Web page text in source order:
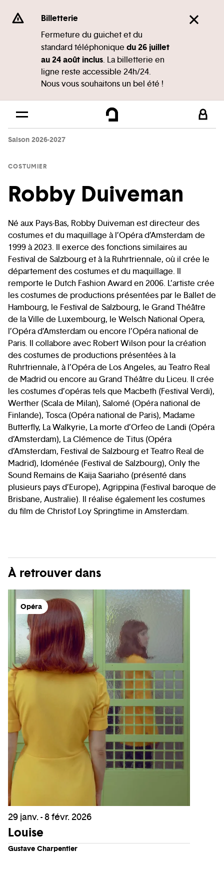
Se rendre au
Contenu principal
Pied de page
Billetterie
Fermeture du guichet et du
standard téléphonique du 26 juillet
au 24 août inclus. La billetterie en
ligne reste accessible 24h/24.
Nous vous souhaitons un bel été !
Saison 2026-2027
COSTUMIER
Robby Duiveman
Né aux Pays-Bas, Robby Duiveman est directeur des
costumes et du maquillage à l’Opéra d’Amsterdam de
1999 à 2023. Il exerce des fonctions similaires au
Festival de Salzbourg et à la Ruhrtriennale, où il crée le
département des costumes et du maquillage. Il
remporte le Dutch Fashion Award en 2006. L’artiste crée
les costumes de productions présentées par le Ballet de
Hambourg, le Festival de Salzbourg, le Grand Théâtre
de la Ville de Luxembourg, le Welsch National Opera,
l’Opéra d’Amsterdam ou encore l’Opéra national de
Paris. Il collabore avec Robert Wilson pour la création
des costumes de productions présentées à la
Ruhrtriennale, à l’Opéra de Los Angeles, au Teatro Real
de Madrid ou encore au Grand Théâtre du Liceu. Il crée
les costumes d’opéras tels que Macbeth (Festival Verdi),
Werther (Scala de Milan), Salomé (Opéra national de
Finlande), Tosca (Opéra national de Paris), Madame
Butterfly, La Walkyrie, La morte d’Orfeo de Landi (Opéra
d’Amsterdam), La Clémence de Titus (Opéra
d’Amsterdam, Festival de Salzbourg et Teatro Real de
Madrid), Idoménée (Festival de Salzbourg), Only the
Sound Remains de Kaija Saariaho (présenté dans
plusieurs pays d’Europe), Agrippina (Festival baroque de
Brisbane, Australie). Il réalise également les costumes
du film de Christof Loy Springtime in Amsterdam.
À retrouver dans
Opéra
29 janv. - 8 févr. 2026
Louise
Gustave Charpentier